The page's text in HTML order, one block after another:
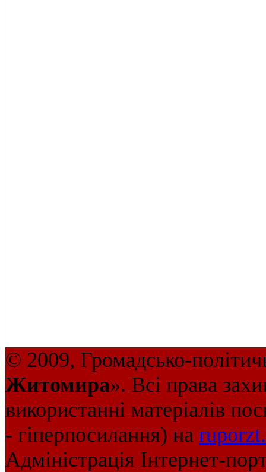
© 2009, Громадсько-
Житомира». Всі права
використанні матеріалів
- гіперпосилання) на
Адміністрація Інтернет-